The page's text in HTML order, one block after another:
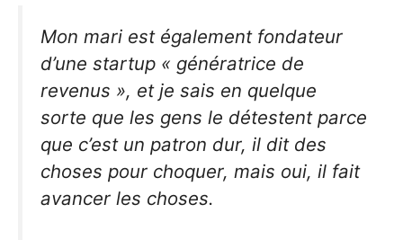
Mon mari est également fondateur
d’une startup « génératrice de
revenus », et je sais en quelque
sorte que les gens le détestent parce
que c’est un patron dur, il dit des
choses pour choquer, mais oui, il fait
avancer les choses.